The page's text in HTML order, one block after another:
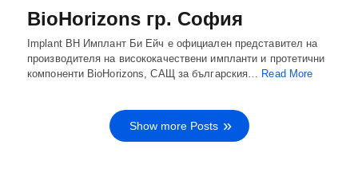
BioHorizons гр. София
Implant BH Имплант Би Ейч е официален представител на
производителя на висококачествени импланти и протетични
компоненти BioHorizons, САЩ за българския…
Read More
Show more Posts